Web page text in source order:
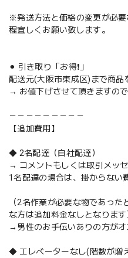
※発送方法と価格の変更が必
程宜しくお願い致します。
⚫︎ 引き取り「お得❗️」
配送元(大阪市東成区)まで商品
→ お値下げさせて頂きますの
－－－－－－－－－
【追加費用】
◆ 2名配達（自社配達）
→ コメントもしくは取引メッ
1名配達の場合は、掛からない
（2名作業が必要な物であっ
な方は追加料金なしとなります
→男性のお手伝いありの方がオ
◆ エレベーターなし(階数が増